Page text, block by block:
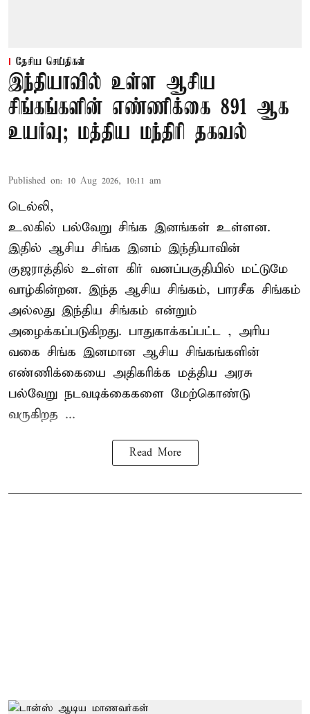
தேசிய செய்திகள்
இந்தியாவில் உள்ள ஆசிய
சிங்கங்களின் எண்ணிக்கை 891 ஆக
உயர்வு; மத்திய மந்திரி தகவல்
Published on: 10 Aug 2026, 10:11 am
டெல்லி,
உலகில் பல்வேறு சிங்க இனங்கள் உள்ளன.
இதில் ஆசிய சிங்க இனம் இந்தியாவின்
குஜராத்தில் உள்ள கிர் வனப்பகுதியில் மட்டுமே
வாழ்கின்றன. இந்த ஆசிய சிங்கம், பாரசீக சிங்கம்
அல்லது இந்திய சிங்கம் என்றும்
அழைக்கப்படுகிறது. பாதுகாக்கப்பட்ட , அரிய
வகை சிங்க இனமான ஆசிய சிங்கங்களின்
எண்ணிக்கையை அதிகரிக்க மத்திய அரசு
பல்வேறு நடவடிக்கைகளை மேற்கொண்டு
வருகிறத ...
Read More